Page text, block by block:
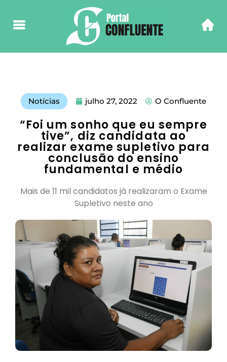
Notícias julho 27, 2022 O Confluente
“Foi um sonho que eu sempre
tive”, diz candidata ao
realizar exame supletivo para
conclusão do ensino
fundamental e médio
Mais de 11 mil candidatos já realizaram o Exame
Supletivo neste ano